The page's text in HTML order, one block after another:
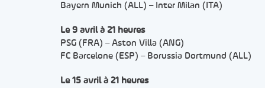
Bayern Munich (ALL) – Inter Milan (ITA)
Le 9 avril à 21 heures
PSG (FRA) – Aston Villa (ANG)
FC Barcelone (ESP) – Borussia Dortmund (ALL)
Le 15 avril à 21 heures